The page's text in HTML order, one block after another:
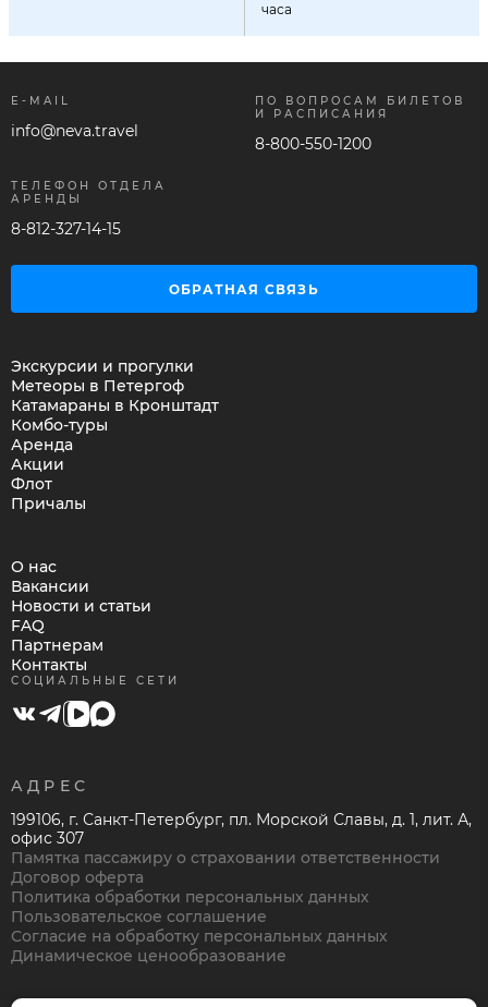
часа
E-MAIL
info@neva.travel
ПО ВОПРОСАМ БИЛЕТОВ
И РАСПИСАНИЯ
8-800-550-1200
ТЕЛЕФОН ОТДЕЛА
АРЕНДЫ
8-812-327-14-15
ОБРАТНАЯ СВЯЗЬ
Экскурсии и прогулки
Метеоры в Петергоф
Катамараны в Кронштадт
Комбо-туры
Аренда
Акции
Флот
Причалы
О нас
Вакансии
Новости и статьи
FAQ
Партнерам
Контакты
СОЦИАЛЬНЫЕ СЕТИ
АДРЕС
199106, г. Санкт-Петербург, пл. Морской Славы, д. 1, лит. А,
офис 307
Памятка пассажиру о страховании ответственности
Договор оферта
Политика обработки персональных данных
Пользовательское соглашение
Согласие на обработку персональных данных
Динамическое ценообразование